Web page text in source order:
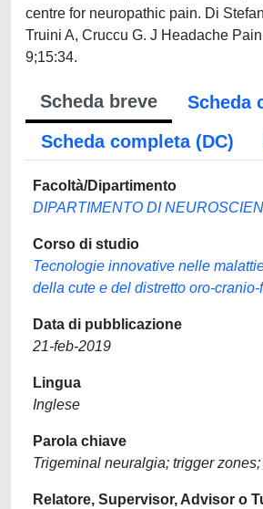
centre for neuropathic pain. Di
Truini A, Cruccu G. J Headache
9;15:34.
Scheda breve
Scheda
Scheda completa (DC)
Facoltà/Dipartimento
DIPARTIMENTO DI
Corso di studio
Tecnologie innovative nelle
della cute e del distretto oro-
Data di pubblicazione
21-feb-2019
Lingua
Inglese
Parola chiave
Trigeminal neuralgia; trigger
Relatore, Supervisor, Advisor o